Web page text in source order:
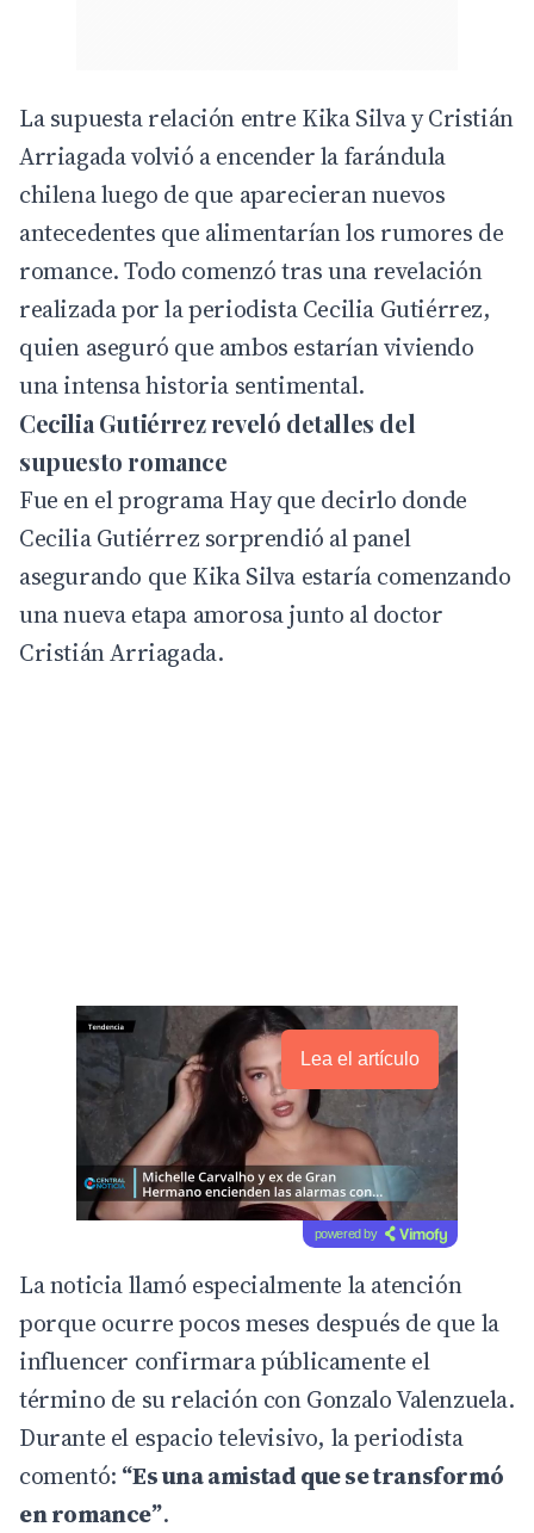
La supuesta relación entre Kika Silva y Cristián
Arriagada volvió a encender la farándula
chilena luego de que aparecieran nuevos
antecedentes que alimentarían los rumores de
romance. Todo comenzó tras una revelación
realizada por la periodistaCecilia Gutiérrez,
quien aseguró que ambos estarían viviendo
una intensa historia sentimental.
Cecilia Gutiérrez reveló detalles del
supuesto romance
Fue en el programa Hay que decirlo donde
Cecilia Gutiérrez sorprendió al panel
asegurando que Kika Silva estaría comenzando
una nueva etapa amorosa junto al doctor
Cristián Arriagada.
Lea el artículo
powered by
La noticia llamó especialmente la atención
porque ocurre pocos meses después de que la
influencer confirmara públicamente el
término de su relación con Gonzalo Valenzuela.
Durante el espacio televisivo, la periodista
comentó: “Es una amistad que se transformó
en romance”.